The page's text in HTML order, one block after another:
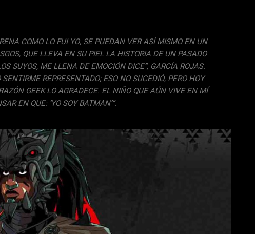
COMO LO FUI YO, SE PUEDAN VER ASÍ MISMO EN UN
QUE LLEVA EN SU PIEL LA HISTORIA DE UN PASADO
SUYOS, ME LLENA DE EMOCIÓN DICE”, GARCÍA ROJAS.
REPRESENTADO; ESO NO SUCEDIÓ, PERO HOY
GEEKLO AGRADECE. EL NIÑO QUE AÚN VIVE EN MÍ
EN QUE: ‘YO SOY BATMAN’”.